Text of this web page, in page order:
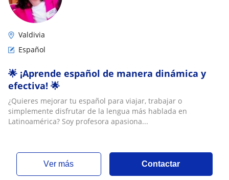
Valdivia
Español
🌟 ¡Aprende español de manera dinámica y
efectiva! 🌟
¿Quieres mejorar tu español para viajar, trabajar o
simplemente disfrutar de la lengua más hablada en
Latinoamérica? Soy profesora apasiona...
ver más Contactar